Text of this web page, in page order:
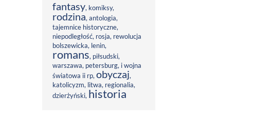
fantasy, komiksy,
rodzina,antologia,
tajemnice historyczne,
niepodległość, rosja, rewolucja
bolszewicka, lenin,
romans, piłsudski,
warszawa, petersburg, i wojna
światowa ii rp,obyczaj,
katolicyzm, litwa, regionalia,
dzierżyński, historia